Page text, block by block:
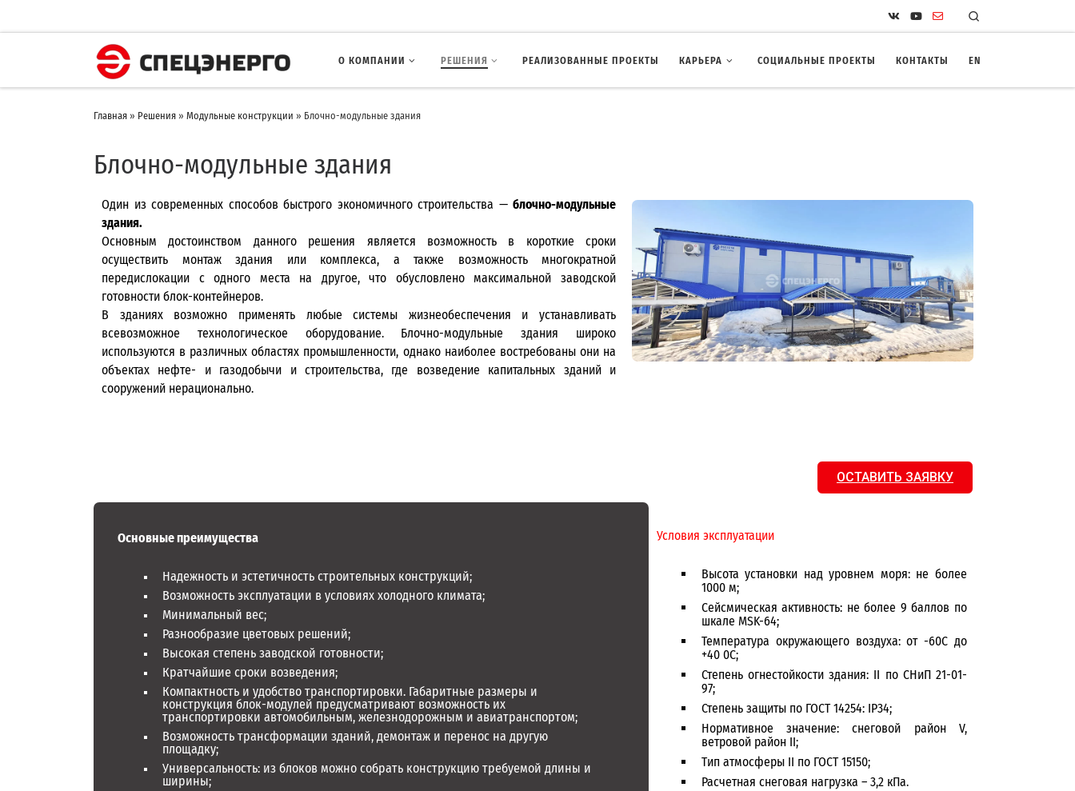
О КОМПАНИИ РЕШЕНИЯ РЕАЛИЗОВАННЫЕ ПРОЕКТЫ КАРЬЕРА СОЦИАЛЬНЫЕ ПРОЕКТЫ КОНТАКТЫ EN
Главная » Решения » Модульные конструкции » Блочно-модульные здания
Блочно-модульные здания
Один из современных способов быстрого экономичного строительства — блочно-модульные
здания.
Основным достоинством данного решения является возможность в короткие сроки
осуществить монтаж здания или комплекса, а также возможность многократной
передислокации с одного места на другое, что обусловлено максимальной заводской
готовности блок-контейнеров.
В зданиях возможно применять любые системы жизнеобеспечения и устанавливать
всевозможное технологическое оборудование. Блочно-модульные здания широко
используются в различных областях промышленности, однако наиболее востребованы они на
объектах нефте- и газодобычи и строительства, где возведение капитальных зданий и
сооружений нерационально.
ОСТАВИТЬ ЗАЯВКУ
Основные преимущества
Надежность и эстетичность строительных конструкций;
Возможность эксплуатации в условиях холодного климата;
Минимальный вес;
Разнообразие цветовых решений;
Высокая степень заводской готовности;
Кратчайшие сроки возведения;
Компактность и удобство транспортировки. Габаритные размеры и
конструкция блок-модулей предусматривают возможность их
транспортировки автомобильным, железнодорожным и авиатранспортом;
Возможность трансформации зданий, демонтаж и перенос на другую
площадку;
Универсальность: из блоков можно собрать конструкцию требуемой длины и
ширины;
Условия эксплуатации
Высота установки над уровнем моря: не более
1000 м;
Сейсмическая активность: не более 9 баллов по
шкале MSK-64;
Температура окружающего воздуха: от -60С до
+40 0С;
Степень огнестойкости здания: II по СНиП 21-01-
97;
Степень защиты по ГОСТ 14254: IP34;
Нормативное значение: снеговой район V,
ветровой район II;
Тип атмосферы II по ГОСТ 15150;
Расчетная снеговая нагрузка – 3,2 кПа.